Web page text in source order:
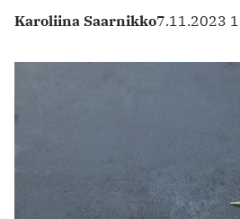
Karoliina Saarnikko7.11.2023